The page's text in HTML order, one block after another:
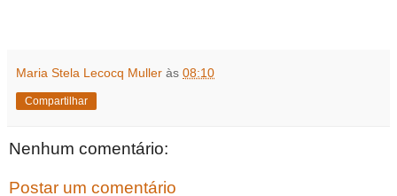
Maria Stela Lecocq Muller às 08:10
Compartilhar
Nenhum comentário:
Postar um comentário